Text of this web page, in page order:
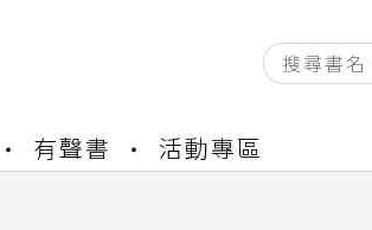
有聲書 活動專區
教學